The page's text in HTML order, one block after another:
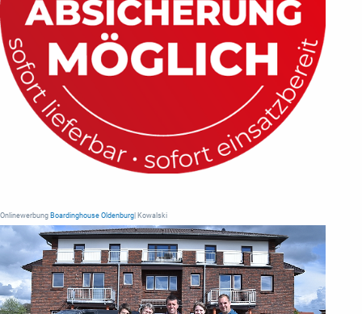
Onlinewerbung Boardinghouse Oldenburg | Kowalski